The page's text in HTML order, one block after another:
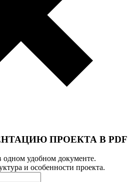
ПРОЕКТА В PDF
удобном документе.
и особенности проекта.